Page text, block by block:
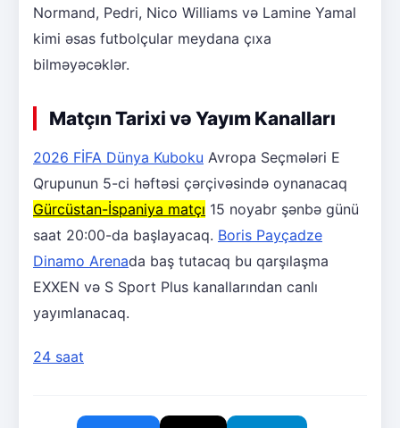
Normand, Pedri, Nico Williams və Lamine Yamal
kimi əsas futbolçular meydana çıxa
bilməyəcəklər.
Matçın Tarixi və Yayım Kanalları
2026 FİFA Dünya Kuboku Avropa Seçmələri E
Qrupunun 5-ci həftəsi çərçivəsində oynanacaq
Gürcüstan-İspaniya matçı 15 noyabr şənbə günü
saat 20:00-da başlayacaq. Boris Payçadze
Dinamo Arenada baş tutacaq bu qarşılaşma
EXXEN və S Sport Plus kanallarından canlı
yayımlanacaq.
24 saat